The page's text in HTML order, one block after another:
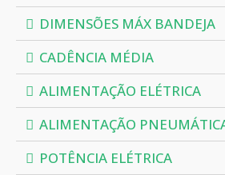
DIMENSÕES MÁX BANDEJA
CADÊNCIA MÉDIA
ALIMENTAÇÃO ELÉTRICA
ALIMENTAÇÃO
POTÊNCIA ELÉTRICA